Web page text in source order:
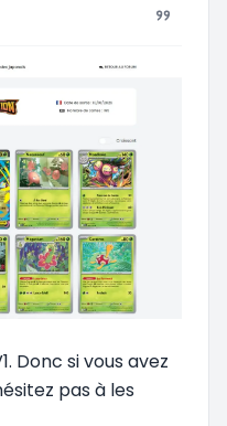
Donc si vous avez
pas à les